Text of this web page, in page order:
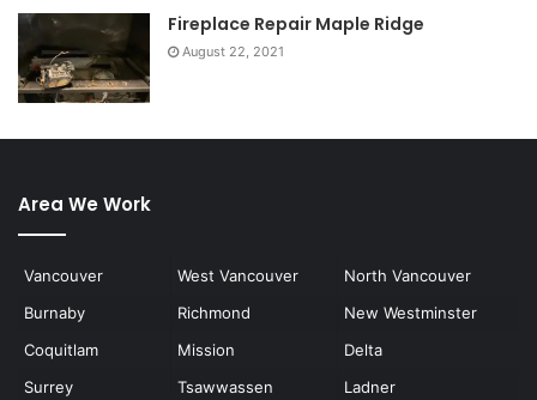
Fireplace Repair Maple Ridge
August 22, 2021
Area We Work
Vancouver West Vancouver
North Vancouver
Burnaby
Richmond
New Westminster
Coquitlam
Mission
Delta
Surrey
Tsawwassen
Ladner